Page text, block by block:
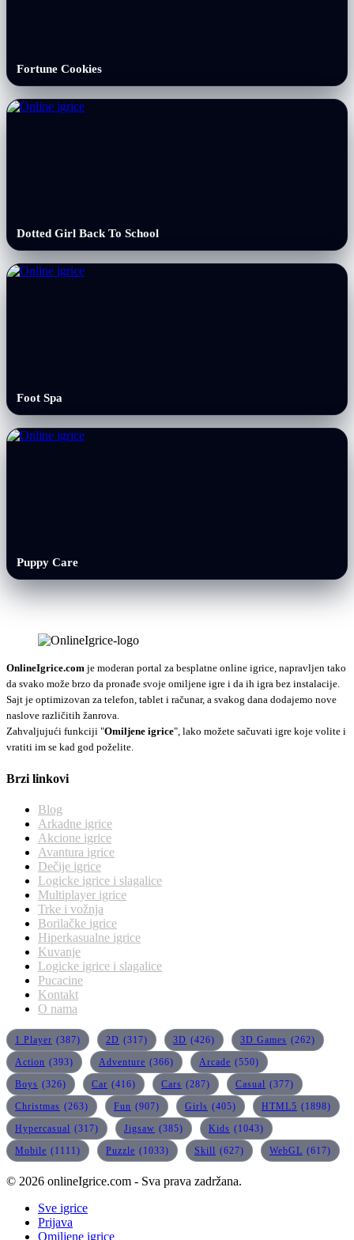
Fortune Cookies
Dotted Girl Back To School
Foot Spa
Puppy Care
OnlineIgrice.com je moderan portal za besplatne online igrice, napravljen tako
da svako može brzo da pronađe svoje omiljene igre i da ih igra bez instalacije.
Sajt je optimizovan za telefon, tablet i računar, a svakog dana dodajemo nove
naslove različitih žanrova.
Zahvaljujući funkciji "Omiljene igrice", lako možete sačuvati igre koje volite i
vratiti im se kad god poželite.
Brzi linkovi
Blog
Arkadne igrice
Akcione igrice
Avantura igrice
Dečije igrice
Logicke igrice i slagalice
Multiplayer igrice
Trke i vožnja
Borilačke igrice
Hiperkasualne igrice
Kuvanje
Logicke igrice i slagalice
Pucacine
Kontakt
O nama
1 Player (387) 2D (317) 3D (426) 3D Games (262)
Action (393) Adventure (366) Arcade (550)
Boys (326) Car (416) Cars (287) Casual (377)
Christmas (263) Fun (907) Girls (405) HTML5 (1898)
Hypercasual (317) Jigsaw (385) Kids (1043)
Mobile (1111) Puzzle (1033) Skill (627) WebGL (617)
© 2026 onlineIgrice.com - Sva prava zadržana.
Sve igrice
Prijava
Omiljene igrice